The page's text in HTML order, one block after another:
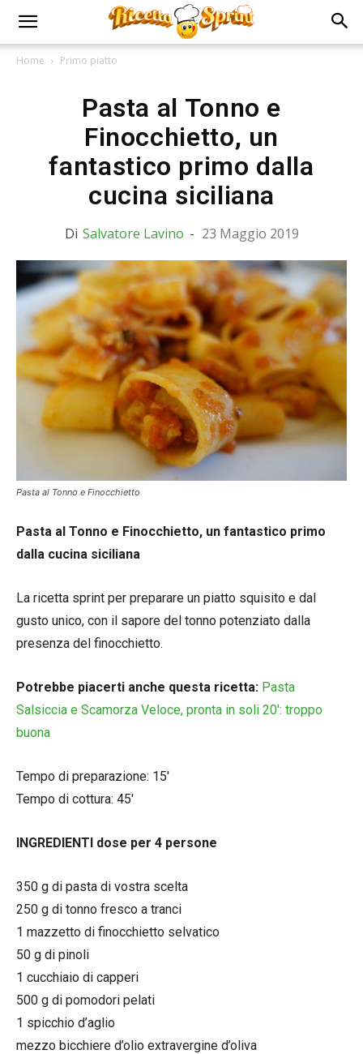
Home Primo piatto
Pasta al Tonno e
Finocchietto, un
fantastico primo dalla
cucina siciliana
Di Salvatore Lavino - 23 Maggio 2019
Pasta al Tonno e Finocchietto
Pasta al Tonno e Finocchietto, un fantastico primo
dalla cucina siciliana
La ricetta sprint per preparare un piatto squisito e dal
gusto unico, con il sapore del tonno potenziato dalla
presenza del finocchietto.
Potrebbe piacerti anche questa ricetta: Pasta
Salsiccia e Scamorza Veloce, pronta in soli 20′: troppo
buona
Tempo di preparazione: 15′
Tempo di cottura: 45′
INGREDIENTI dose per 4 persone
350 g di pasta di vostra scelta
250 g di tonno fresco a tranci
1 mazzetto di finocchietto selvatico
50 g di pinoli
1 cucchiaio di capperi
500 g di pomodori pelati
1 spicchio d’aglio
mezzo bicchiere d’olio extravergine d’oliva